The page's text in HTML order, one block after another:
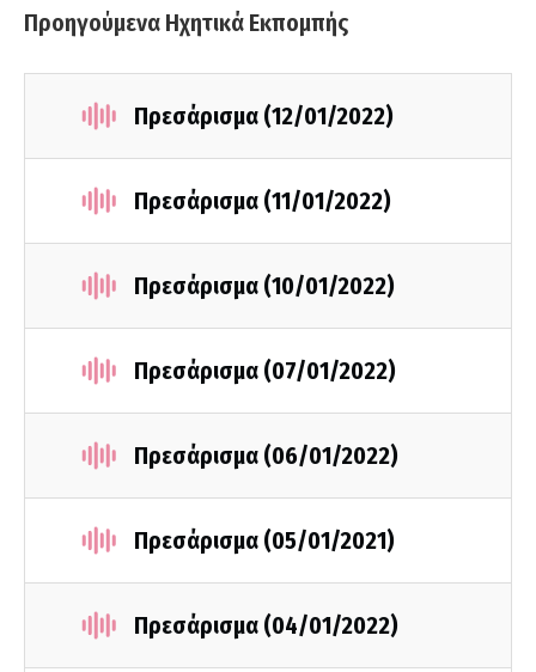
Προηγούμενα Ηχητικά Εκπομπής
Πρεσάρισμα (12/01/2022)
Πρεσάρισμα (11/01/2022)
Πρεσάρισμα (10/01/2022)
Πρεσάρισμα (07/01/2022)
Πρεσάρισμα (06/01/2022)
Πρεσάρισμα (05/01/2021)
Πρεσάρισμα (04/01/2022)